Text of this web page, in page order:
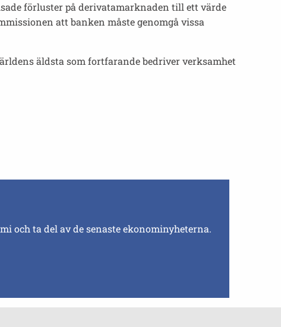
förluster på derivatamarknaden till ett värde
att banken måste genomgå vissa
äldsta som fortfarande bedriver verksamhet
och ta del av de senaste ekonominyheterna.